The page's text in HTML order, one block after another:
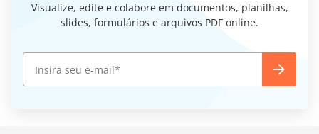
Visualize, edite e colabore em documentos, planilhas,
slides, formulários e arquivos PDF online.